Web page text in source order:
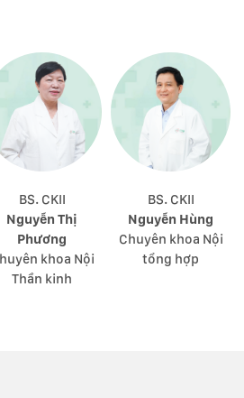
BS. CKII
Nguyễn Thị
Phương
khoa Nội
Thần kinh
BS. CKII
Nguyễn Hùng
Chuyên khoa Nội
tổng hợp